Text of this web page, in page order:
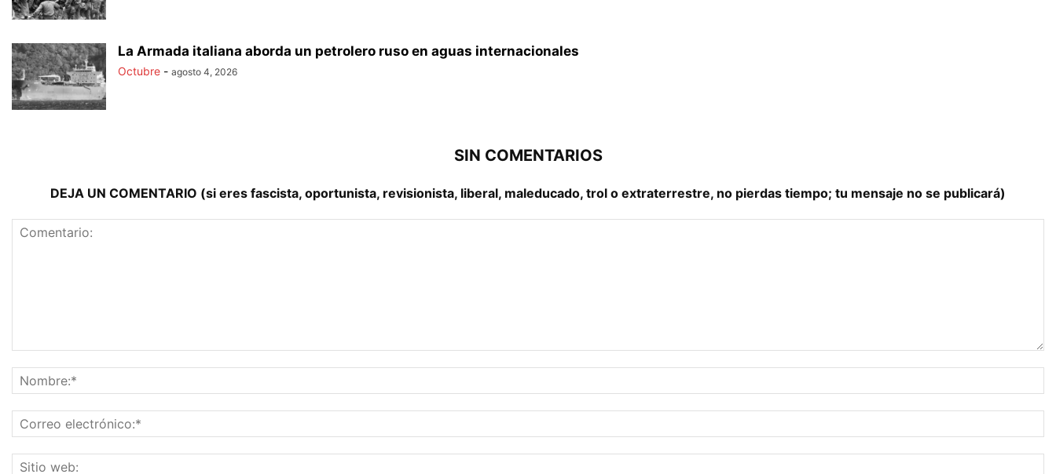
La Armada italiana aborda un petrolero ruso en aguas internacionales
Octubre - agosto 4, 2026
SIN COMENTARIOS
DEJA UN COMENTARIO (si eres fascista, oportunista, revisionista, liberal, maleducado, trol o extraterrestre, no pierdas tiempo; tu mensaje no se publicará)